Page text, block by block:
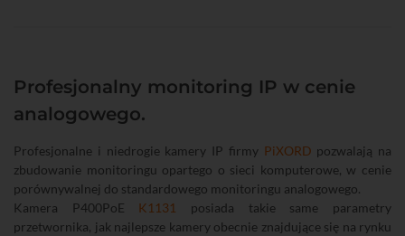
Profesjonalny monitoring IP w cenie
analogowego.
Profesjonalne i niedrogie kamery IP firmy PiXORD pozwalają na
zbudowanie monitoringu opartego o sieci komputerowe, w cenie
porównywalnej do standardowego monitoringu analogowego.
Kamera P400PoE K1131
posiada takie same parametry
przetwornika, jak najlepsze kamery obecnie znajdujące się na rynku